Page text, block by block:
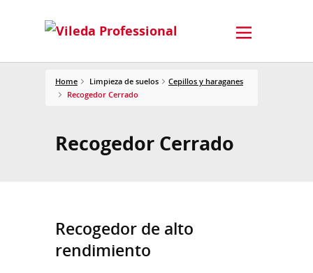
Home Limpieza de suelos
Cepillos y haraganes
Recogedor Cerrado
Recogedor Cerrado
Recogedor de alto
rendimiento